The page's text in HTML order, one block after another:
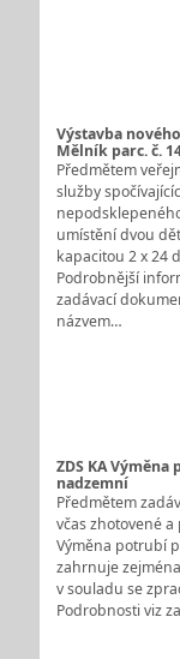
Výstavba
Mělník parc. č.
Předmětem
služby
umístění dvou
kapacitou 2 x 24
Podrobnější
zadávací
názvem…
ZDS KA
nadzemní
Předmětem
včas zhotovené
Výměna potrubí
zahrnuje
v souladu se
Podrobnosti viz